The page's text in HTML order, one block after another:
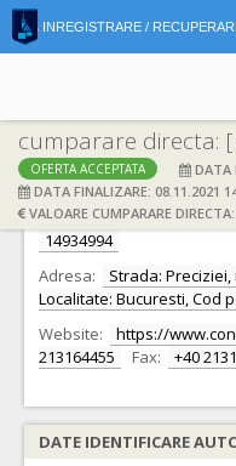
INREGISTRARE /
cumparare directa:
OFERTA ACCEPTATA
DATA
DATA FINALIZARE: 08.11.2021
VALOARE CUMPARARE
DATE IDENTIFICARE
Ofertant: S.C. CO&CO
14934994
Adresa:
Strada: Preciziei,
Localitate: Bucuresti, Cod
Website:
https://
213164455
Fax: +40
DATE IDENTIFICARE